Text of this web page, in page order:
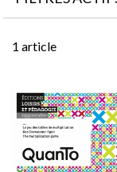
1 article